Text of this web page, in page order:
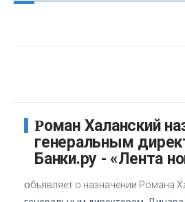
Роман Халанский назначен
генеральным
Банки.ру - «Лента
объявляет о назначении Романа